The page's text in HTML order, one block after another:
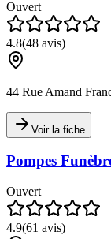
Ouvert
4.8(48 avis)
44 Rue Amand
Voir la fiche
Pompes
Ouvert
4.9(61 avis)